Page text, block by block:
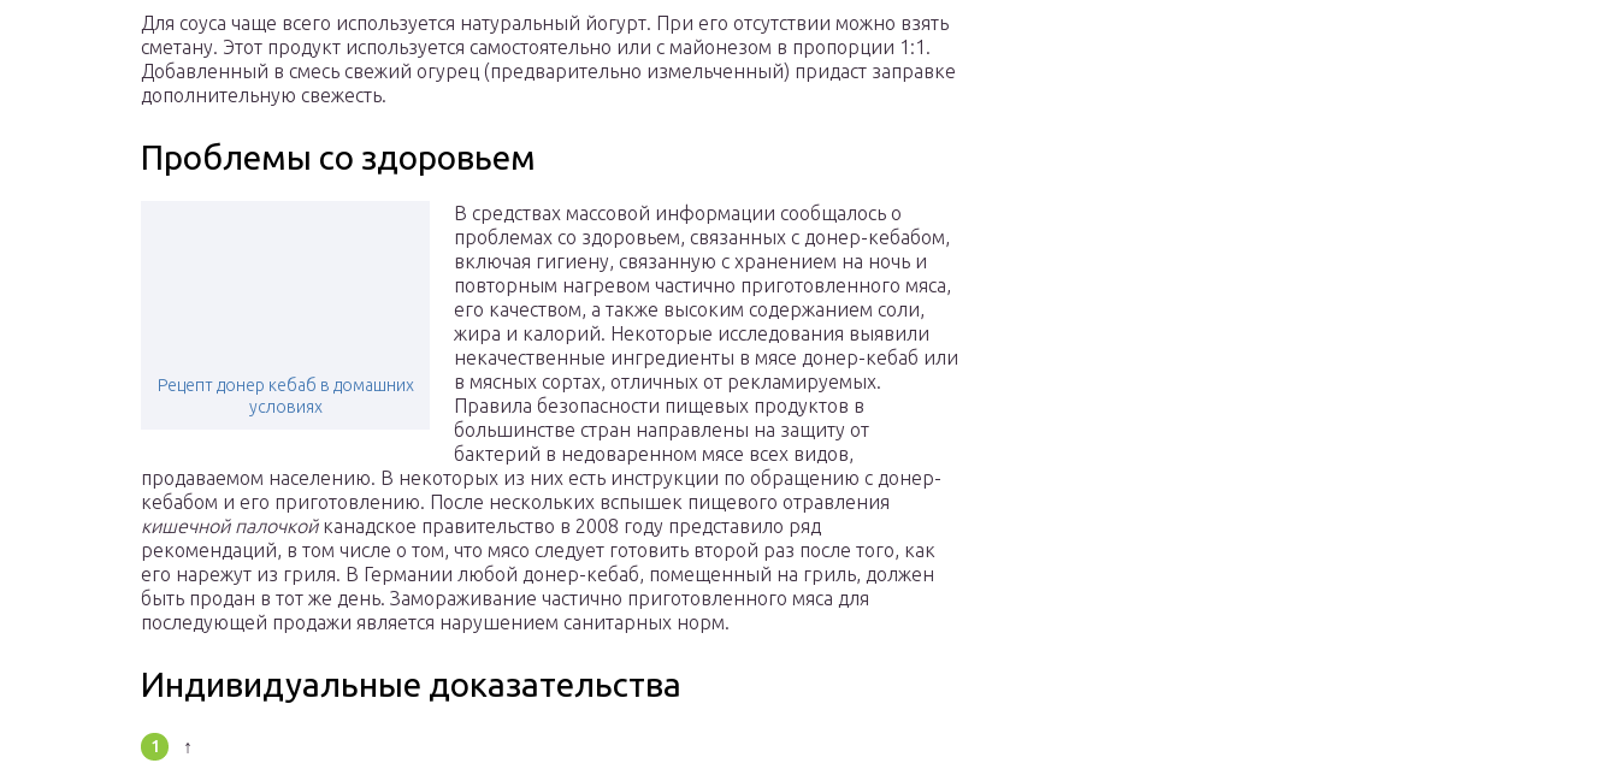
Для соуса чаще всего используется натуральный йогурт. При его отсутствии можно взять
сметану. Этот продукт используется самостоятельно или с майонезом в пропорции 1:1.
Добавленный в смесь свежий огурец (предварительно измельченный) придаст заправке
дополнительную свежесть.
Проблемы со здоровьем
Рецепт донер кебаб в домашних
условиях
В средствах массовой информации сообщалось о
проблемах со здоровьем, связанных с донер-кебабом,
включая гигиену, связанную с хранением на ночь и
повторным нагревом частично приготовленного мяса,
его качеством, а также высоким содержанием соли,
жира и калорий. Некоторые исследования выявили
некачественные ингредиенты в мясе донер-кебаб или
в мясных сортах, отличных от рекламируемых.
Правила безопасности пищевых продуктов в
большинстве стран направлены на защиту от
бактерий в недоваренном мясе всех видов,
продаваемом населению. В некоторых из них есть инструкции по обращению с донер-
кебабом и его приготовлению. После нескольких вспышек пищевого отравления
кишечной палочкой канадское правительство в 2008 году представило ряд
рекомендаций, в том числе о том, что мясо следует готовить второй раз после того, как
его нарежут из гриля. В Германии любой донер-кебаб, помещенный на гриль, должен
быть продан в тот же день. Замораживание частично приготовленного мяса для
последующей продажи является нарушением санитарных норм.
Индивидуальные доказательства
↑